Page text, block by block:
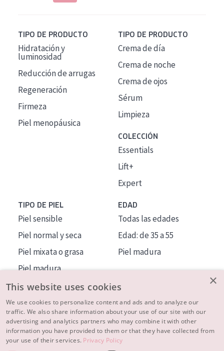
TIPO DE PRODUCTO
Hidratación y
luminosidad
Reducción de arrugas
Regeneración
Firmeza
Piel menopáusica
TIPO DE PRODUCTO
Crema de día
Crema de noche
Crema de ojos
Sérum
Limpieza
COLECCIÓN
Essentials
Lift+
Expert
TIPO DE PIEL
Piel sensible
Piel normal y seca
Piel mixata o grasa
Piel madura
Piel expuesta al sol
Piel menopáusica
EDAD
Todas las edades
Edad: de 35 a 55
Piel madura
MÁS SOBRE NOSOTROS
INSPIRACIÓN
×
This website uses cookies
We use cookies to personalize content and ads and to analyze our
traffic. We also share information about your use of our site with our
advertising and analytics partners who may combine it with other
information you have provided to them or that they have collected from
your use of their services. Privacy Policy